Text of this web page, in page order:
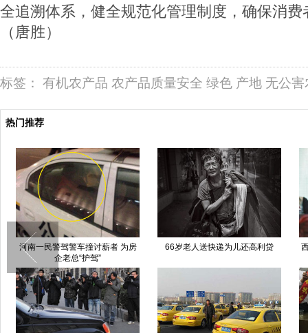
全追溯体系，健全规范化管理制度，确保消费
（唐胜）
标签： 有机农产品 农产品质量安全 绿色 产地 无公
热门推荐
河南一民警驾警车撞讨薪者 为房
企老总“护驾”
66岁老人送快递为儿还高利贷